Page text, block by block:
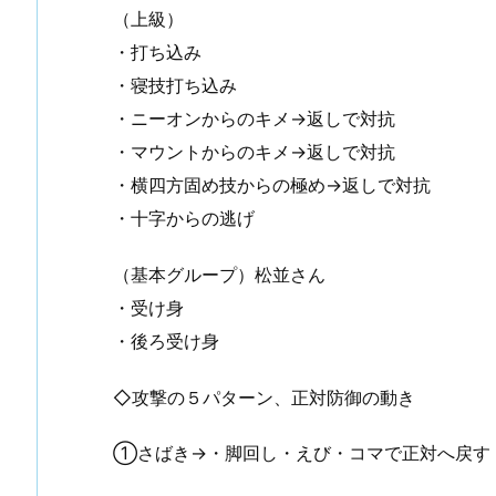
（上級）
・打ち込み
・寝技打ち込み
・ニーオンからのキメ→返しで対抗
・マウントからのキメ→返しで対抗
・横四方固め技からの極め→返しで対抗
・十字からの逃げ
（基本グループ）松並さん
・受け身
・後ろ受け身
◇攻撃の５パターン、正対防御の動き
①さばき→・脚回し・えび・コマで正対へ戻す
入れ （①初めての投稿）